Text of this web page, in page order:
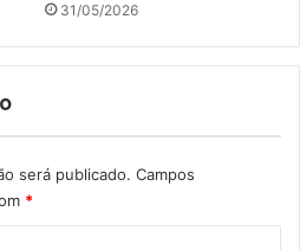
31/05/2026
será publicado. Campos
*